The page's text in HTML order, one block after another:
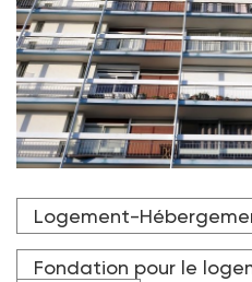
Sur les 25 dernières années,
vivant sous le taux de
1,5 million supplémentaire
Logement-
Fondation pour le